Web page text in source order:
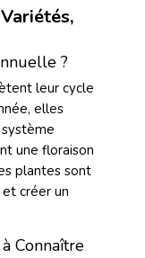
?
leur cycle
elles
une floraison
plantes sont
créer un
Connaître